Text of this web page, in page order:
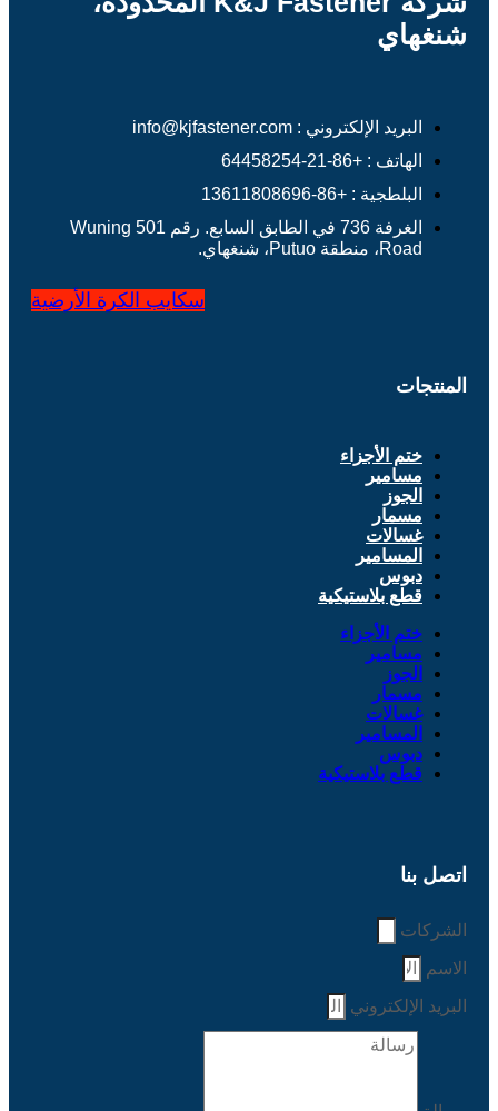
شنغهاي
البريد الإلكتروني : info@kjfastener.com
الهاتف : +86-21-64458254
البلطجية : +86-13611808696
الغرفة 736 في الطابق السابع. رقم 501 Wuning
Road، منطقة Putuo، شنغهاي.
سكايب الكرة الأرضية
المنتجات
ختم الأجزاء
مسامير
الجوز
مسمار
غسالات
المسامير
دبوس
قطع بلاستيكية
ختم الأجزاء
مسامير
الجوز
مسمار
غسالات
المسامير
دبوس
قطع بلاستيكية
اتصل بنا
الشركات
الاسم
البريد الإلكتروني